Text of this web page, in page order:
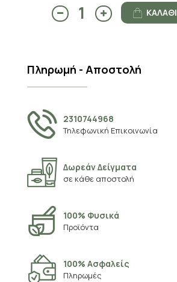
ΚΑΛΆΘΙ
Πληρωμή - Αποστολή
2310744968
Τηλεφωνική Επικοινωνία
Δωρεάν Δείγματα
σε κάθε αποστολή
100% Φυσικά
Προϊόντα
100% Ασφαλείς
Πληρωμές